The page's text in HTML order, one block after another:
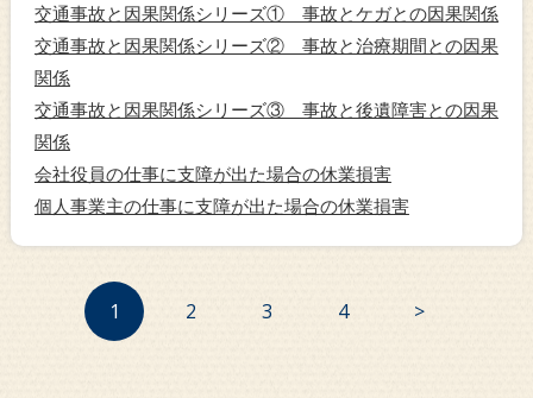
交通事故と因果関係シリーズ① 事故とケガとの因果関係
交通事故と因果関係シリーズ② 事故と治療期間との因果
関係
交通事故と因果関係シリーズ③ 事故と後遺障害との因果
関係
会社役員の仕事に支障が出た場合の休業損害
個人事業主の仕事に支障が出た場合の休業損害
1 2 3 4 >